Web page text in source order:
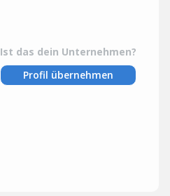
Ist das dein Unternehmen?
Profil übernehmen